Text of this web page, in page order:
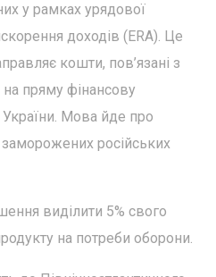
у рамках урядової
доходів (ERA). Це
кошти, пов’язані з
пряму фінансову
Мова йде про
російських
виділити 5% свого
на потреби оборони.